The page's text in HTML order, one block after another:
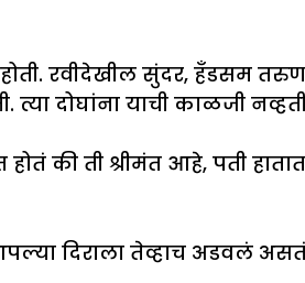
रवीदेखील सुंदर, हँडसम तरुण
दोघांना याची काळजी
की ती श्रीमंत आहे, पती
दिराला तेव्हाच अडवलं